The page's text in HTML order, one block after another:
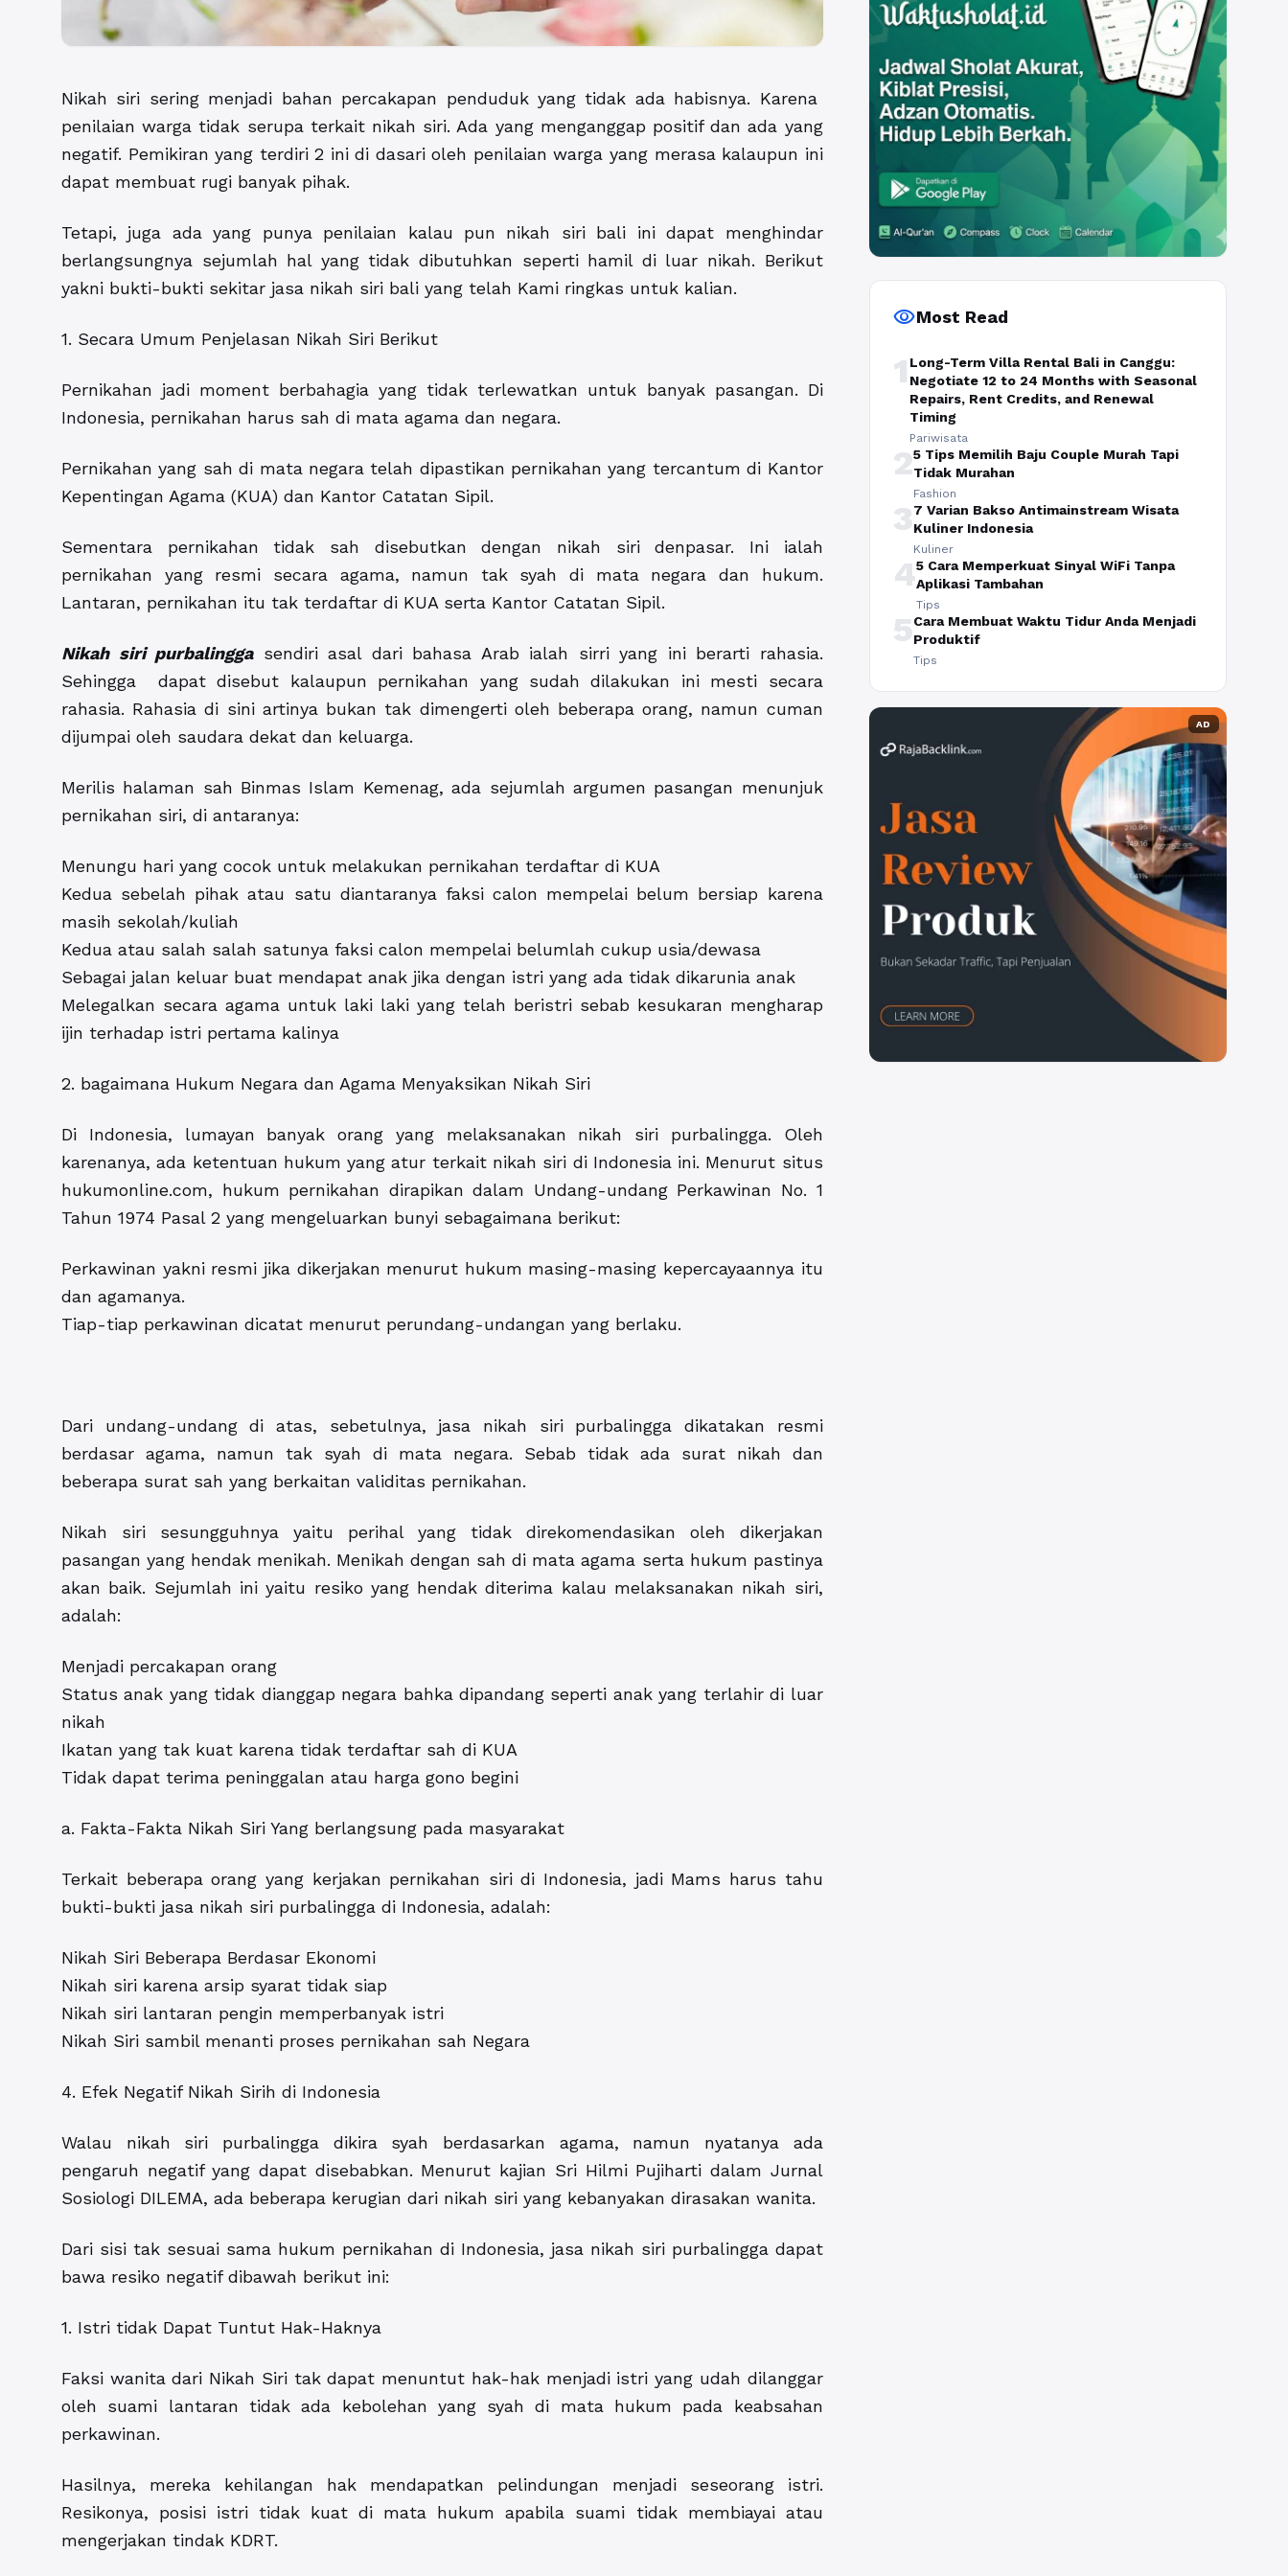
Nikah siri sering menjadi bahan percakapan penduduk yang tidak ada habisnya. Karena
penilaian warga tidak serupa terkait nikah siri. Ada yang menganggap positif dan ada yang
negatif. Pemikiran yang terdiri 2 ini di dasari oleh penilaian warga yang merasa kalaupun ini
dapat membuat rugi banyak pihak.
Tetapi, juga ada yang punya penilaian kalau pun nikah siri bali ini dapat menghindar
berlangsungnya sejumlah hal yang tidak dibutuhkan seperti hamil di luar nikah. Berikut
yakni bukti-bukti sekitar jasa nikah siri bali yang telah Kami ringkas untuk kalian.
1. Secara Umum Penjelasan Nikah Siri Berikut
Pernikahan jadi moment berbahagia yang tidak terlewatkan untuk banyak pasangan. Di
Indonesia, pernikahan harus sah di mata agama dan negara.
Pernikahan yang sah di mata negara telah dipastikan pernikahan yang tercantum di Kantor
Kepentingan Agama (KUA) dan Kantor Catatan Sipil.
Sementara pernikahan tidak sah disebutkan dengan nikah siri denpasar. Ini ialah
pernikahan yang resmi secara agama, namun tak syah di mata negara dan hukum.
Lantaran, pernikahan itu tak terdaftar di KUA serta Kantor Catatan Sipil.
Nikah siri purbalinggasendiri asal dari bahasa Arab ialah sirri yang ini berarti rahasia.
Sehingga dapat disebut kalaupun pernikahan yang sudah dilakukan ini mesti secara
rahasia. Rahasia di sini artinya bukan tak dimengerti oleh beberapa orang, namun cuman
dijumpai oleh saudara dekat dan keluarga.
Merilis halaman sah Binmas Islam Kemenag, ada sejumlah argumen pasangan menunjuk
pernikahan siri, di antaranya:
Menungu hari yang cocok untuk melakukan pernikahan terdaftar di KUA
Kedua sebelah pihak atau satu diantaranya faksi calon mempelai belum bersiap karena
masih sekolah/kuliah
Kedua atau salah salah satunya faksi calon mempelai belumlah cukup usia/dewasa
Sebagai jalan keluar buat mendapat anak jika dengan istri yang ada tidak dikarunia anak
Melegalkan secara agama untuk laki laki yang telah beristri sebab kesukaran mengharap
ijin terhadap istri pertama kalinya
2. bagaimana Hukum Negara dan Agama Menyaksikan Nikah Siri
Di Indonesia, lumayan banyak orang yang melaksanakan nikah siri purbalingga. Oleh
karenanya, ada ketentuan hukum yang atur terkait nikah siri di Indonesia ini. Menurut situs
hukumonline.com, hukum pernikahan dirapikan dalam Undang-undang Perkawinan No. 1
Tahun 1974 Pasal 2 yang mengeluarkan bunyi sebagaimana berikut:
Perkawinan yakni resmi jika dikerjakan menurut hukum masing-masing kepercayaannya itu
dan agamanya.
Tiap-tiap perkawinan dicatat menurut perundang-undangan yang berlaku.
Dari undang-undang di atas, sebetulnya, jasa nikah siri purbalingga dikatakan resmi
berdasar agama, namun tak syah di mata negara. Sebab tidak ada surat nikah dan
beberapa surat sah yang berkaitan validitas pernikahan.
Nikah siri sesungguhnya yaitu perihal yang tidak direkomendasikan oleh dikerjakan
pasangan yang hendak menikah. Menikah dengan sah di mata agama serta hukum pastinya
akan baik. Sejumlah ini yaitu resiko yang hendak diterima kalau melaksanakan nikah siri,
adalah:
Menjadi percakapan orang
Status anak yang tidak dianggap negara bahka dipandang seperti anak yang terlahir di luar
nikah
Ikatan yang tak kuat karena tidak terdaftar sah di KUA
Tidak dapat terima peninggalan atau harga gono begini
a. Fakta-Fakta Nikah Siri Yang berlangsung pada masyarakat
Terkait beberapa orang yang kerjakan pernikahan siri di Indonesia, jadi Mams harus tahu
bukti-bukti jasa nikah siri purbalingga di Indonesia, adalah:
Nikah Siri Beberapa Berdasar Ekonomi
Nikah siri karena arsip syarat tidak siap
Nikah siri lantaran pengin memperbanyak istri
Nikah Siri sambil menanti proses pernikahan sah Negara
4. Efek Negatif Nikah Sirih di Indonesia
Walau nikah siri purbalingga dikira syah berdasarkan agama, namun nyatanya ada
pengaruh negatif yang dapat disebabkan. Menurut kajian Sri Hilmi Pujiharti dalam Jurnal
Sosiologi DILEMA, ada beberapa kerugian dari nikah siri yang kebanyakan dirasakan wanita.
Dari sisi tak sesuai sama hukum pernikahan di Indonesia, jasa nikah siri purbalingga dapat
bawa resiko negatif dibawah berikut ini:
1. Istri tidak Dapat Tuntut Hak-Haknya
Faksi wanita dari Nikah Siri tak dapat menuntut hak-hak menjadi istri yang udah dilanggar
oleh suami lantaran tidak ada kebolehan yang syah di mata hukum pada keabsahan
perkawinan.
Hasilnya, mereka kehilangan hak mendapatkan pelindungan menjadi seseorang istri.
Resikonya, posisi istri tidak kuat di mata hukum apabila suami tidak membiayai atau
mengerjakan tindak KDRT.
visibilityMost Read
1 Long-Term Villa Rental Bali in Canggu:
Negotiate 12 to 24 Months with Seasonal
Repairs, Rent Credits, and Renewal
Timing
Pariwisata
25 Tips Memilih Baju Couple Murah Tapi
Tidak Murahan
Fashion
37 Varian Bakso Antimainstream Wisata
Kuliner Indonesia
Kuliner
45 Cara Memperkuat Sinyal WiFi Tanpa
Aplikasi Tambahan
Tips
5Cara Membuat Waktu Tidur Anda Menjadi
Produktif
Tips
AD